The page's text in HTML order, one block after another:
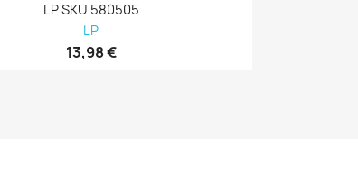
LP SKU 580505
LP
13,98 €